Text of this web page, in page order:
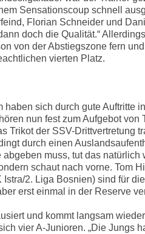
Sensationscoup schnell
Florian Schneider und
doch die Qualität.“
von der Abstiegszone fern
vierten Platz.
sich durch gute Auftritte
nun fest zum Aufgebot von
Trikot der SSV-Drittvertretung
durch einen
muss, tut das natürlich
schaut nach vorne. Tom
2. Liga Bosnien) sind für
erst einmal in der Reserve
und kommt langsam
vier A-Junioren. „Die Jungs